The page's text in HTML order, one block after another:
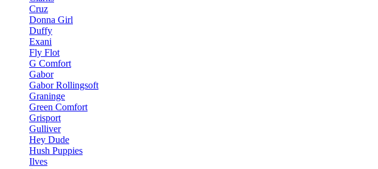
Cruz
Donna Girl
Duffy
Exani
Fly Flot
G Comfort
Gabor
Gabor Rollingsoft
Graninge
Green Comfort
Grisport
Gulliver
Hey Dude
Hush Puppies
Ilves